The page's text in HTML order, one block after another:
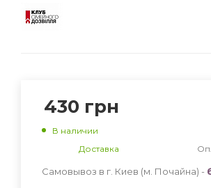
430 грн
В наличии
Доставка
Самовывоз в г. Киев (м. Почайна) -